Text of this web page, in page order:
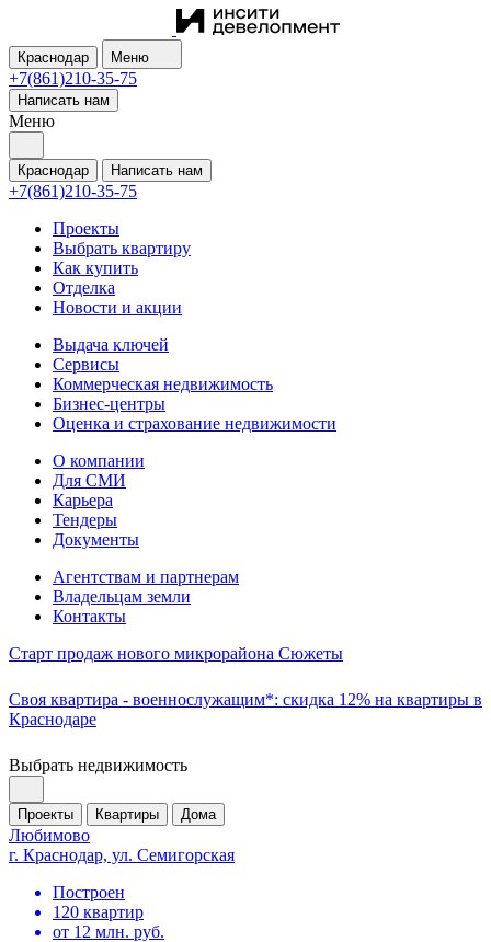
Краснодар Меню
+7(861)210-35-75
Написать нам
Меню
Краснодар Написать нам
+7(861)210-35-75
Проекты
Выбрать квартиру
Как купить
Отделка
Новости и акции
Выдача ключей
Сервисы
Коммерческая недвижимость
Бизнес-центры
Оценка и страхование недвижимости
О компании
Для СМИ
Карьера
Тендеры
Документы
Агентствам и партнерам
Владельцам земли
Контакты
Старт продаж нового микрорайона Сюжеты
Своя квартира - военнослужащим*: скидка 12% на квартиры в
Краснодаре
Выбрать недвижимость
Проекты Квартиры Дома
Любимово
г. Краснодар, ул. Семигорская
Построен
120 квартир
от 12 млн. руб.